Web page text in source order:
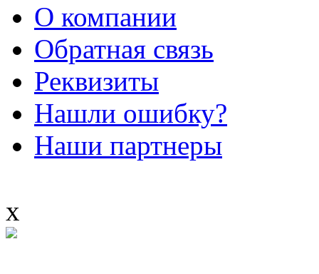
О компании
Обратная связь
Реквизиты
Нашли ошибку?
Наши партнеры
x